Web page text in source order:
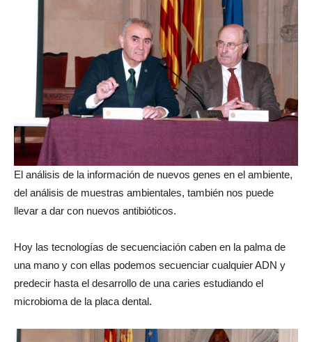
El análisis de la información de nuevos genes en el ambiente,
del análisis de muestras ambientales, también nos puede
llevar a dar con nuevos antibióticos.
Hoy las tecnologías de secuenciación caben en la palma de
una mano y con ellas podemos secuenciar cualquier ADN y
predecir hasta el desarrollo de una caries estudiando el
microbioma de la placa dental.